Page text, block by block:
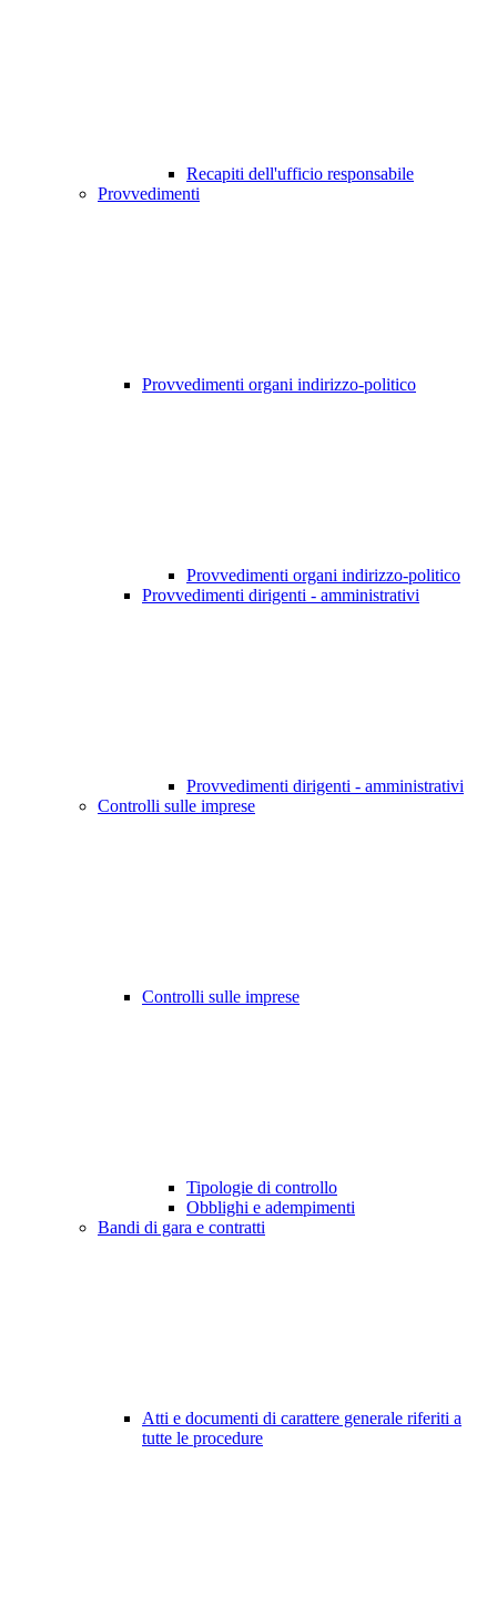
Recapiti dell'ufficio responsabile
Provvedimenti
Provvedimenti organi indirizzo-politico
Provvedimenti organi indirizzo-politico
Provvedimenti dirigenti - amministrativi
Provvedimenti dirigenti - amministrativi
Controlli sulle imprese
Controlli sulle imprese
Tipologie di controllo
Obblighi e adempimenti
Bandi di gara e contratti
Atti e documenti di carattere generale riferiti a
tutte le procedure